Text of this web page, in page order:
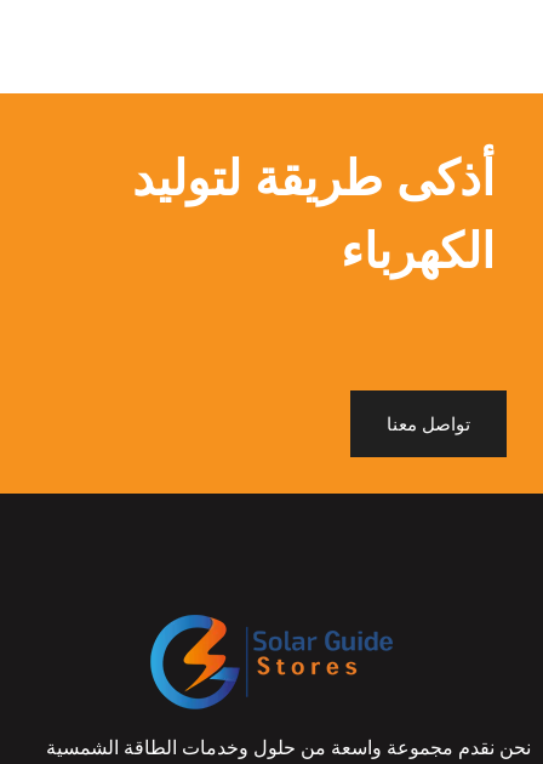
أذكى طريقة لتوليد
الكهرباء
تواصل معنا
نحن نقدم مجموعة واسعة من حلول وخدمات الطاقة الشمسية